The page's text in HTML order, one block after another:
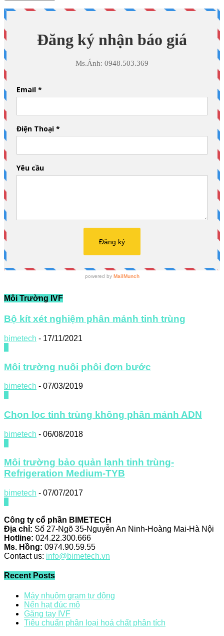
Môi Trường IVF
Bộ kít xét nghiệm phân mảnh tinh trùng
bimetech - 17/11/2021
Môi trường nuôi phôi đơn bước
bimetech - 07/03/2019
Chọn lọc tinh trùng không phân mảnh ADN
bimetech - 06/08/2018
Môi trường bảo quản lạnh tinh trùng-
Refrigeration Medium-TYB
bimetech - 07/07/2017
Công ty cổ phần BIMETECH
Địa chỉ: Số 27-Ngõ 35-Nguyễn An Ninh-Hoàng Mai-Hà Nội
Hotline: 024.22.300.666
Ms. Hồng: 0974.90.59.55
Contact us: info@bimetech.vn
Recent Posts
Máy nhuộm gram tự động
Nến hạt đúc mô
Găng tay IVF
Tiêu chuẩn phân loại hoá chất phân tích